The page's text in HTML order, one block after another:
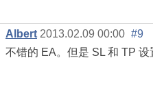
Albert 2013.02.09 00:00 #9
不错的 EA。但是 SL 和 TP